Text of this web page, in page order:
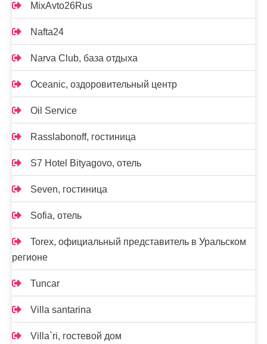
MixAvto26Rus
Nafta24
Narva Club, база отдыха
Oceanic, оздоровительный центр
Oil Service
Rasslabonoff, гостиница
S7 Hotel Bityagovo, отель
Seven, гостиница
Sofia, отель
Torex, официальный представитель в Уральском
регионе
Tuncar
Villa santarina
Villa`ri, гостевой дом